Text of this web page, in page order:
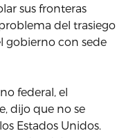
sus fronteras
del trasiego
gobierno con sede
federal, el
dijo que no se
Estados Unidos.